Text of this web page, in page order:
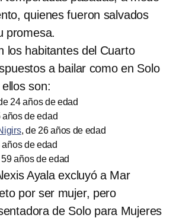
quienes fueron salvados
promesa.
los habitantes del Cuarto
a bailar como en Solo
son:
24 años de edad
años de edad
, de 26 años de edad
años de edad
años de edad
Ayala excluyó a Mar
por ser mujer, pero
de Solo para Mujeres